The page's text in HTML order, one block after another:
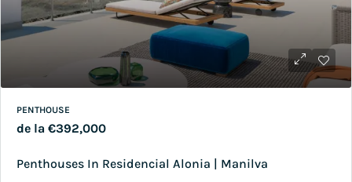
PENTHOUSE
de la €392,000
Penthouses In Residencial Alonia | Manilva